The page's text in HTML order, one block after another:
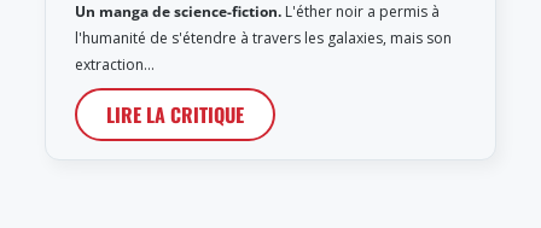
Un manga de science-fiction. L'éther noir a permis à
l'humanité de s'étendre à travers les galaxies, mais son
extraction…
LIRE LA CRITIQUE